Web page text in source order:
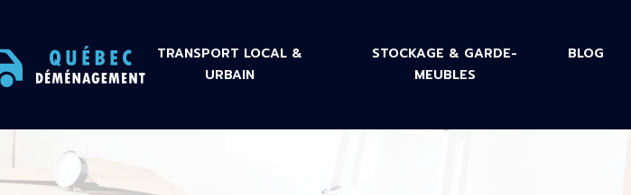
TRANSPORT LOCAL &
URBAIN
STOCKAGE & GARDE-
MEUBLES
BLOG